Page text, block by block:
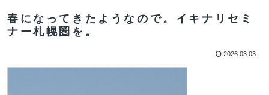
春になってきたようなので。イキナリセミ
ナー札幌圏を。
2026.03.03